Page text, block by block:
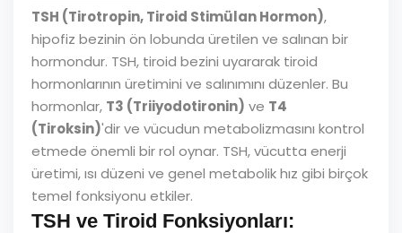
TSH (Tirotropin, Tiroid Stimülan Hormon),
hipofiz bezinin ön lobunda üretilen ve salınan bir
hormondur. TSH, tiroid bezini uyararak tiroid
hormonlarının üretimini ve salınımını düzenler. Bu
hormonlar, T3 (Triiyodotironin) ve T4
(Tiroksin)'dir ve vücudun metabolizmasını kontrol
etmede önemli bir rol oynar. TSH, vücutta enerji
üretimi, ısı düzeni ve genel metabolik hız gibi birçok
temel fonksiyonu etkiler.
TSH ve Tiroid Fonksiyonları: